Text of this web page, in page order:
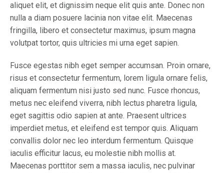
aliquet elit, et dignissim neque elit quis ante. Donec non
nulla a diam posuere lacinia non vitae elit. Maecenas
fringilla, libero et consectetur maximus, ipsum magna
volutpat tortor, quis ultricies mi urna eget sapien.
Fusce egestas nibh eget semper accumsan. Proin ornare,
risus et consectetur fermentum, lorem ligula ornare felis,
aliquam fermentum nisi justo sed nunc. Fusce rhoncus,
metus nec eleifend viverra, nibh lectus pharetra ligula,
eget sagittis odio sapien at ante. Praesent ultrices
imperdiet metus, et eleifend est tempor quis. Aliquam
convallis dolor nec leo interdum fermentum. Quisque
iaculis efficitur lacus, eu molestie nibh mollis at.
Maecenas porttitor sem a massa iaculis, nec pulvinar